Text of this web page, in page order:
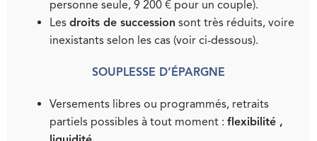
personne seule, 9 200 € pour un couple).
Les droits de succession sont très réduits, voire
inexistants selon les cas (voir ci-dessous).
SOUPLESSE D’ÉPARGNE
Versements libres ou programmés, retraits
partiels possibles à tout moment : flexibilité ,